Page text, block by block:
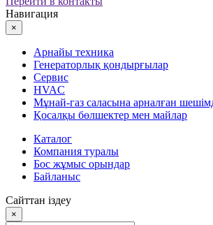
Навигация
×
Арнайы техника
Генераторлық қондырғылар
Сервис
HVAC
Мұнай-газ саласына арналған
Қосалқы бөлшектер мен майлар
Каталог
Компания туралы
Бос жұмыс орындар
Байланыс
Сайттан іздеу
×